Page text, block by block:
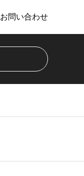
お問い合わせ